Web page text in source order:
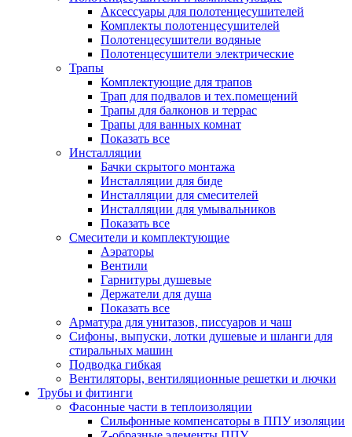
Аксессуары для полотенцесушителей
Комплекты полотенцесушителей
Полотенцесушители водяные
Полотенцесушители электрические
Трапы
Комплектующие для трапов
Трап для подвалов и тех.помещений
Трапы для балконов и террас
Трапы для ванных комнат
Показать все
Инсталляции
Бачки скрытого монтажа
Инсталляции для биде
Инсталляции для смесителей
Инсталляции для умывальников
Показать все
Смесители и комплектующие
Аэраторы
Вентили
Гарнитуры душевые
Держатели для душа
Показать все
Арматура для унитазов, писсуаров и чаш
Сифоны, выпуски, лотки душевые и шланги для
стиральных машин
Подводка гибкая
Вентиляторы, вентиляционные решетки и лючки
Трубы и фитинги
Фасонные части в теплоизоляции
Cильфонные компенсаторы в ППУ изоляции